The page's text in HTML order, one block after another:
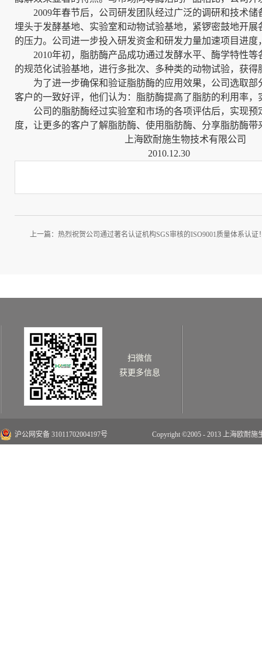
2009年春节后，公司研发团队经过广泛的调研和技术
埋头于发酵基地、实验室和动物试验基地，紧锣密鼓地开
的压力。公司进一步投入研发资金和研发力量加速项目进
2010年初，脂肪酶产品成功通过发酵水平、酶学特性
的规范化试验基地，进行多批次、多种类的动物试验，获
为了进一步确保和验证脂肪酶的应用效果，公司选取
客户的一致好评，他们认为：脂肪酶提高了脂肪的利用率
公司的脂肪酶经过实验室和市场的各项评估后，实现
度，让更多的客户了解脂肪酶、使用脂肪酶、分享脂肪酶带
上海欧耐施生物技术有限公司
2010.12.30
上一篇： 热烈祝贺公司通过著名认证机构SGS审核的ISO9001质量体系认证
扫微信
获更多信息
沪公网安备 31011702004197号 Copyright ©2005 - 2013 上海欧耐施